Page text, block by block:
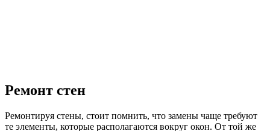
Ремонт стен
Ремонтируя стены, стоит помнить, что замены чаще требуют
те элементы, которые располагаются вокруг окон. От той же